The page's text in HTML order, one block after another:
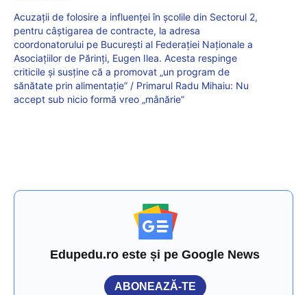
Acuzații de folosire a influenței în școlile din Sectorul 2,
pentru câștigarea de contracte, la adresa
coordonatorului pe București al Federației Naționale a
Asociațiilor de Părinți, Eugen Ilea. Acesta respinge
criticile și susține că a promovat „un program de
sănătate prin alimentație” / Primarul Radu Mihaiu: Nu
accept sub nicio formă vreo „mânărie”
Edupedu.ro este și pe Google News
ABONEAZĂ-TE